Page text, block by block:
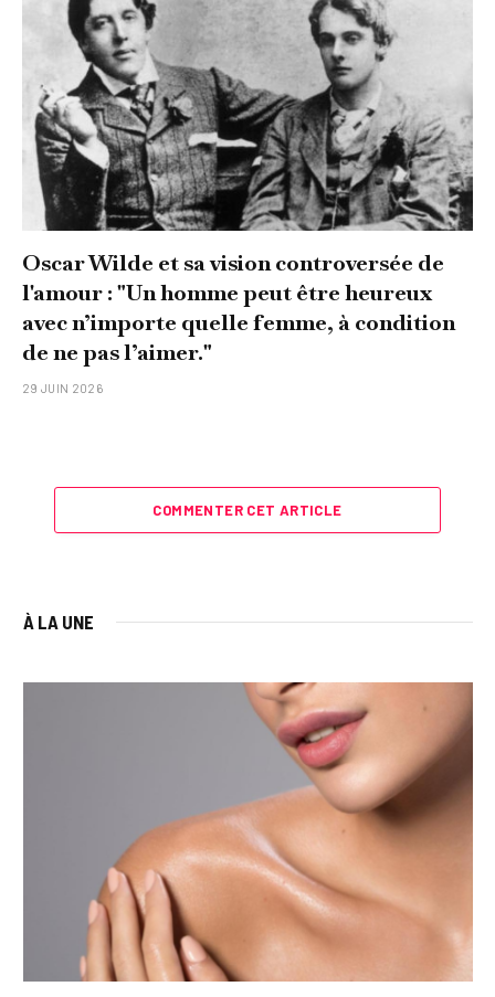
Oscar Wilde et sa vision controversée de
l'amour : "Un homme peut être heureux
avec n’importe quelle femme, à condition
de ne pas l’aimer."
29 JUIN 2026
COMMENTER CET ARTICLE
À LA UNE